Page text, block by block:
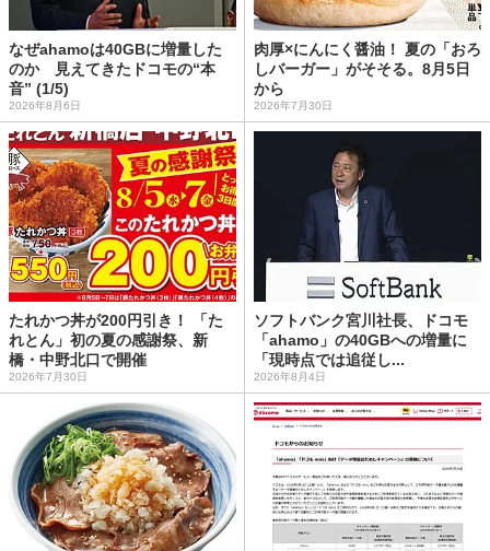
なぜahamoは40GBに増量した
のか 見えてきたドコモの“本
音” (1/5)
2026年8月6日
肉厚×にんにく醤油！ 夏の「おろ
しバーガー」がそそる。8月5日
から
2026年7月30日
たれかつ丼が200円引き！ 「た
れとん」初の夏の感謝祭、新
橋・中野北口で開催
2026年7月30日
ソフトバンク宮川社長、ドコモ
「ahamo」の40GBへの増量に
「現時点では追従し...
2026年8月4日